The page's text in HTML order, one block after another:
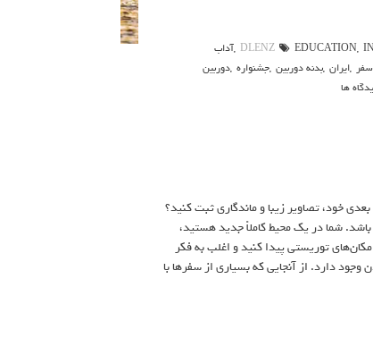
DLENZ EDUCATION,
,آداب
,ایران ,بدنه دوربین ,جشنواره ,دوربین
خود، تصاویر زیبا و ماندگاری ثبت کنید؟
شما در یک محیط کاملاً جدید هستید،
توریستی پیدا کنید و اغلب به فکر
وجود دارد. از آنجایی که بسیاری از سفرها با